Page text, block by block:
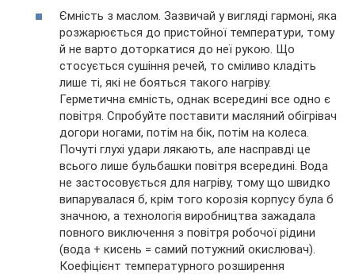
Ємність з маслом. Зазвичай у вигляді гармоні, яка
розжарюється до пристойної температури, тому
й не варто доторкатися до неї рукою. Що
стосується сушіння речей, то сміливо кладіть
лише ті, які не бояться такого нагріву.
Герметична ємність, однак всередині все одно є
повітря. Спробуйте поставити масляний обігрівач
догори ногами, потім на бік, потім на колеса.
Почуті глухі удари лякають, але насправді це
всього лише бульбашки повітря всередині. Вода
не застосовується для нагріву, тому що швидко
випарувалася б, крім того корозія корпусу була б
значною, а технологія виробництва зажадала
повного виключення з повітря робочої рідини
(вода + кисень = самий потужний окислювач).
Коефіцієнт температурного розширення